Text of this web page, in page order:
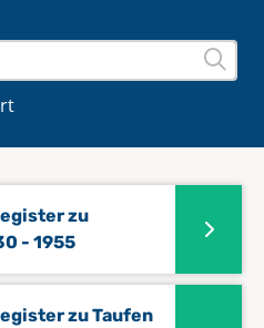
zu
- 1955
zu Taufen